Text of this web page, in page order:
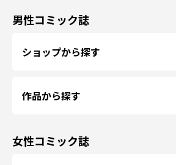
男性コミック誌
ショップから探す
作品から探す
女性コミック誌